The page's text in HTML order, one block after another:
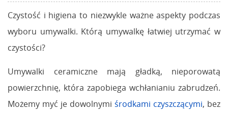
Czystość i higiena to niezwykle ważne aspekty podczas
wyboru umywalki. Którą umywalkę łatwiej utrzymać w
czystości?
Umywalki ceramiczne mają gładką, nieporowatą
powierzchnię, która zapobiega wchłanianiu zabrudzeń.
Możemy myć je dowolnymi środkami czyszczącymi, bez